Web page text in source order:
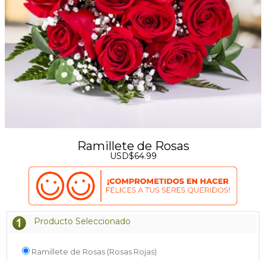
Ramillete de Rosas
USD$64.99
Producto Seleccionado
Ramillete de Rosas (Rosas Rojas)